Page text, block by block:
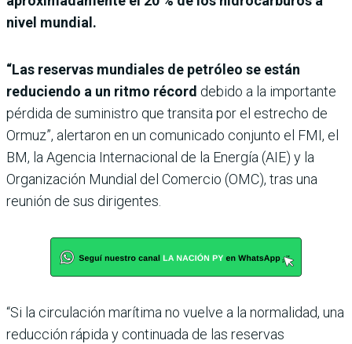
nivel mundial.
“Las reservas mundiales de petróleo se están
reduciendo a un ritmo récord debido a la importante
pérdida de suministro que transita por el estrecho de
Ormuz”, alertaron en un comunicado conjunto el FMI, el
BM, la Agencia Internacional de la Energía (AIE) y la
Organización Mundial del Comercio (OMC), tras una
reunión de sus dirigentes.
“Si la circulación marítima no vuelve a la normalidad, una
reducción rápida y continuada de las reservas